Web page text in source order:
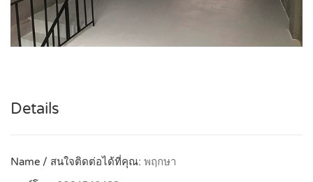
Details
Name / สนใจติดต่อได้ที่คุณ: พฤกษา